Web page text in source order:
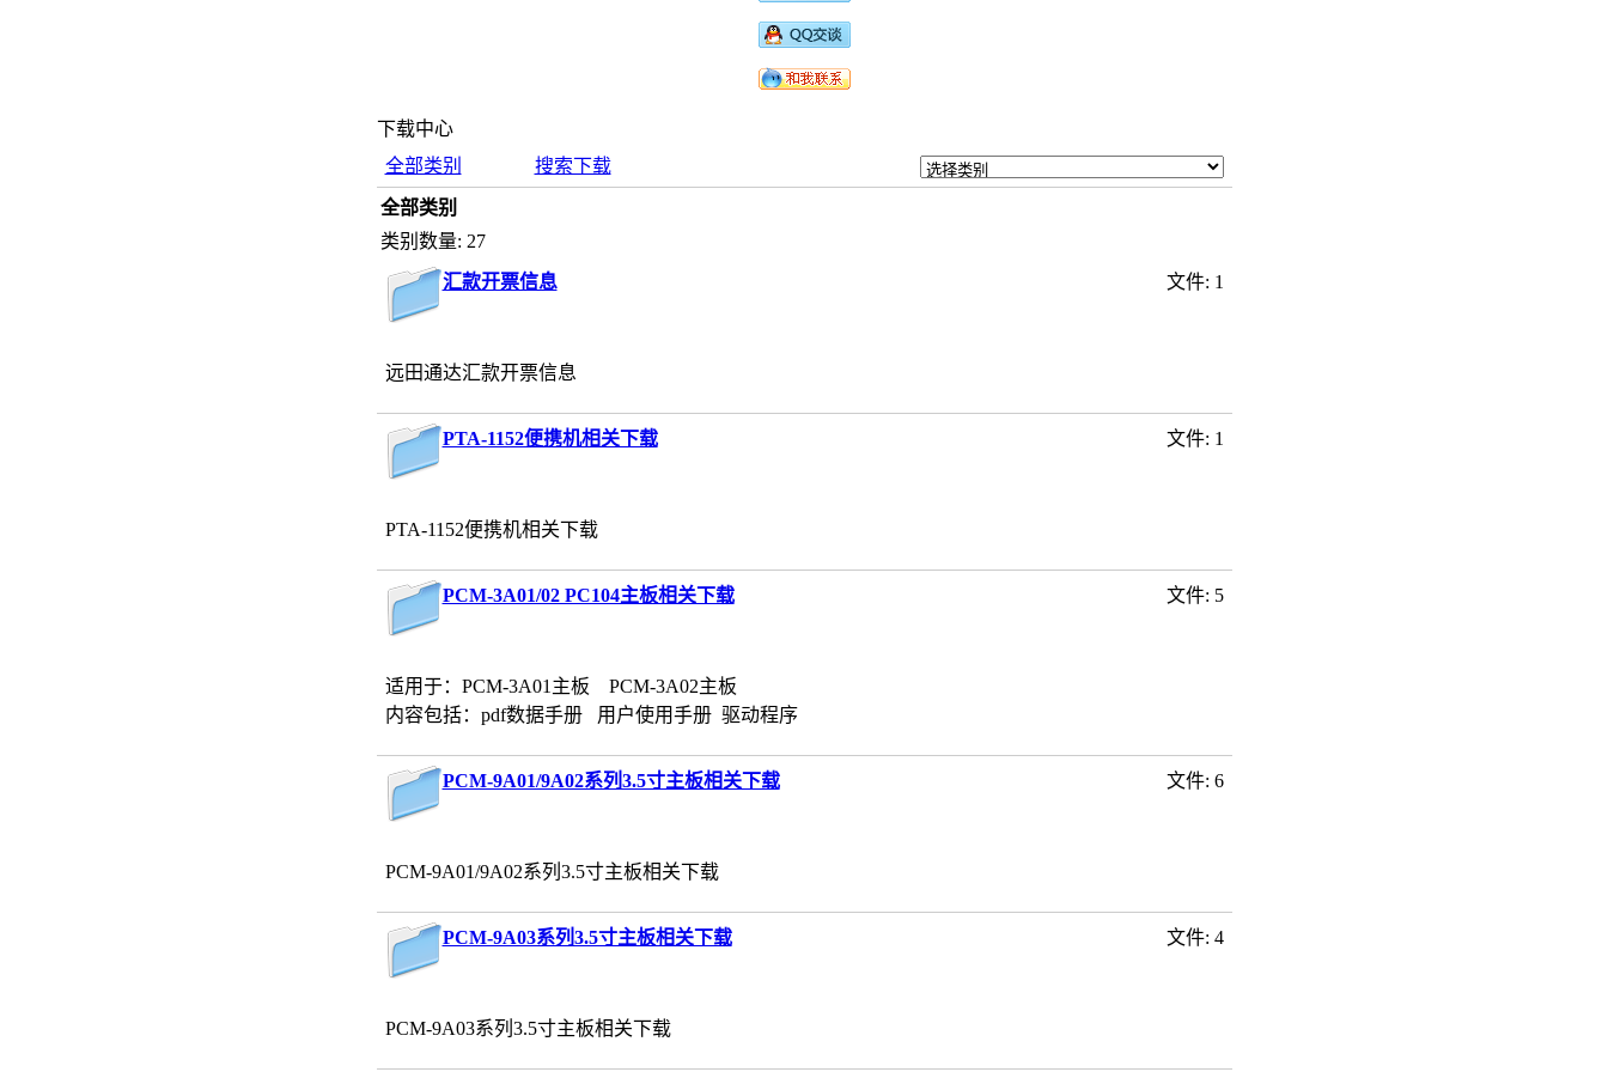
下载中心
全部类别
搜索下载
全部类别
类别数量: 27
汇款开票信息
文件: 1
远田通达汇款开票信息
PTA-1152便携机相关下载 文件: 1
PTA-1152便携机相关下载
PCM-3A01/02 PC104主板相关下载 文件: 5
适用于：PCM-3A01主板 PCM-3A02主板
内容包括：pdf数据手册 用户使用手册 驱动程序
PCM-9A01/9A02系列3.5寸主板相关下载 文件: 6
PCM-9A01/9A02系列3.5寸主板相关下载
PCM-9A03系列3.5寸主板相关下载 文件: 4
PCM-9A03系列3.5寸主板相关下载